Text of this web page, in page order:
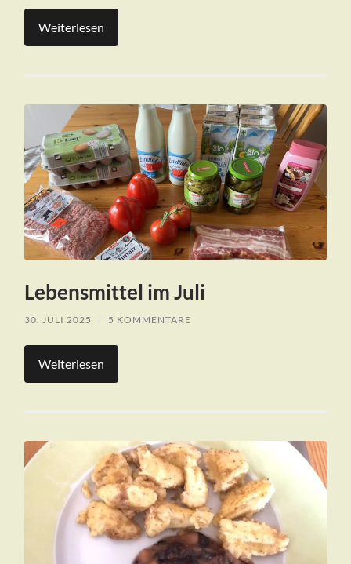
Weiterlesen
Lebensmittel im Juli
30. JULI 2025 5 KOMMENTARE
Weiterlesen